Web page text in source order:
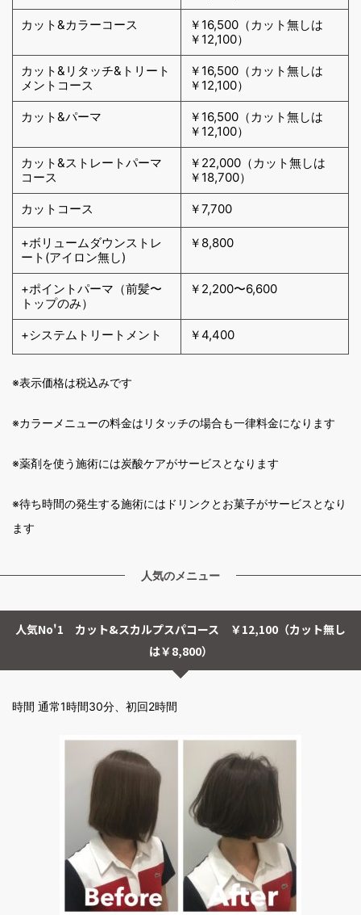
カット&カラーコース
￥16,500（カット無しは
￥12,100）
カット&リタッチ&トリート
メントコース
￥16,500（カット無しは
￥12,100）
カット&パーマ
￥16,500（カット無しは
￥12,100）
カット&ストレートパーマ
コース
￥22,000（カット無しは
￥18,700）
カットコース ￥7,700
+ボリュームダウンストレ
ート(アイロン無し)
￥8,800
+ポイントパーマ（前髪〜
トップのみ）
￥2,200〜6,600
+システムトリートメント ￥4,400
※表示価格は税込みです
※カラーメニューの料金はリタッチの場合も一律料金になります
※薬剤を使う施術には炭酸ケアがサービスとなります
※待ち時間の発生する施術にはドリンクとお菓子がサービスとなり
ます
人気のメニュー
人気No'1 カット&スカルプスパコース ￥12,100（カット無し
は￥8,800）
時間 通常1時間30分、初回2時間